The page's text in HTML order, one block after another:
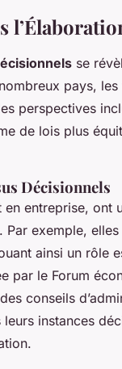
se
pays,
perspectives
de lois plus
Décisionnels
entreprise, ont
exemple,
ainsi un rôle
par le Forum
conseils
instances